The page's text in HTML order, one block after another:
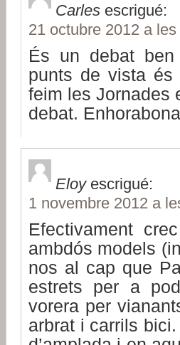
Carles escrigué:
21 octubre 2012 a
És un debat
punts de vista és
feim les Jornades
debat.
Eloy escrigué:
1 novembre 2012 a
Efectivament
ambdós models
nos al cap que
estrets per a
vorera per
arbrat i carrils